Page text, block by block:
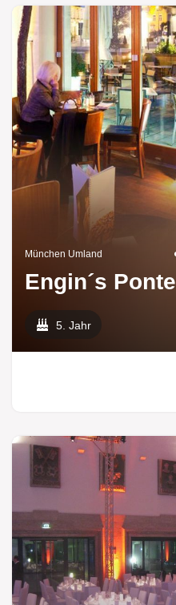
München Umland
Engin´s Ponte
5. Jahr